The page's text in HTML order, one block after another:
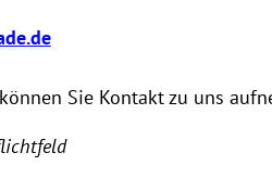
Sie Kontakt zu uns